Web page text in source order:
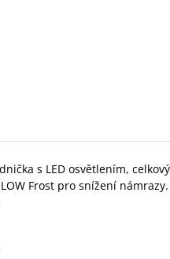
s LED osvětlením,
Frost pro snížení námrazy.